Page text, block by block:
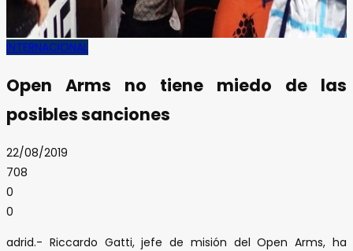
INTERNACIONAL
Open Arms no tiene miedo de las
posibles sanciones
22/08/2019
708
0
0
adrid.- Riccardo Gatti, jefe de misión del Open Arms, ha